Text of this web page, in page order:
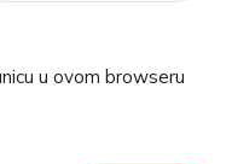
u ovom browseru